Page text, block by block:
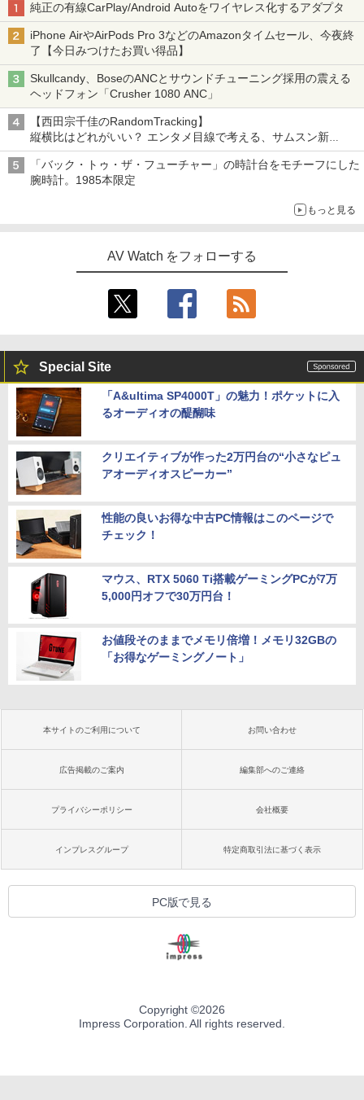
純正の有線CarPlay/Android Autoをワイヤレス化するアダプタ
iPhone AirやAirPods Pro 3などのAmazonタイムセール、今夜終
了【今日みつけたお買い得品】
Skullcandy、BoseのANCとサウンドチューニング採用の震える
ヘッドフォン「Crusher 1080 ANC」
【西田宗千佳のRandomTracking】
縦横比はどれがいい？ エンタメ目線で考える、サムスン新
「Galaxy Z Fold」
「バック・トゥ・ザ・フューチャー」の時計台をモチーフにした
腕時計。1985本限定
もっと見る
AV Watch をフォローする
Special Site
「A&ultima SP4000T」の魅力！ポケットに入
るオーディオの醍醐味
クリエイティブが作った2万円台の“小さなピュ
アオーディオスピーカー”
性能の良いお得な中古PC情報はこのページで
チェック！
マウス、RTX 5060 Ti搭載ゲーミングPCが7万
5,000円オフで30万円台！
お値段そのままでメモリ倍増！メモリ32GBの
「お得なゲーミングノート」
本サイトのご利用について お問い合わせ
広告掲載のご案内 編集部へのご連絡
プライバシーポリシー 会社概要
インプレスグループ 特定商取引法に基づく表示
PC版で見る
Copyright ©2026
Impress Corporation. All rights reserved.